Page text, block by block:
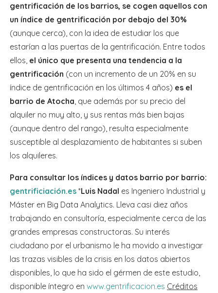
gentrificación de los barrios, se cogen aquellos con
un índice de gentrificación por debajo del 30%
(aunque cerca), con la idea de estudiar los que
estarían a las puertas de la gentrificación. Entre todos
ellos, el único que presenta una tendencia a la
gentrificación (con un incremento de un 20% en su
índice de gentrificación en los últimos 4 años) es el
barrio de Atocha , que además por su precio del
alquiler no muy alto, y sus rentas más bien bajas
(aunque dentro del rango), resulta especialmente
susceptible al desplazamiento de habitantes si suben
los alquileres.
Para consultar los índices y datos barrio por barrio:
gentrificiación.es *Luis Nadal es Ingeniero Industrial y
Máster en Big Data Analytics. Lleva casi diez años
trabajando en consultoría, especialmente cerca de las
grandes empresas constructoras. Su interés
ciudadano por el urbanismo le ha movido a investigar
las trazas visibles de la crisis en los datos abiertos
disponibles, lo que ha sido el gérmen de este estudio,
disponible íntegro en www.gentrificacion.es Créditos